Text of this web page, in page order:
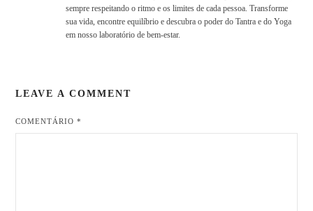
sempre respeitando o ritmo e os limites de cada pessoa. Transforme
sua vida, encontre equilíbrio e descubra o poder do Tantra e do Yoga
em nosso laboratório de bem-estar.
LEAVE A COMMENT
COMENTÁRIO*